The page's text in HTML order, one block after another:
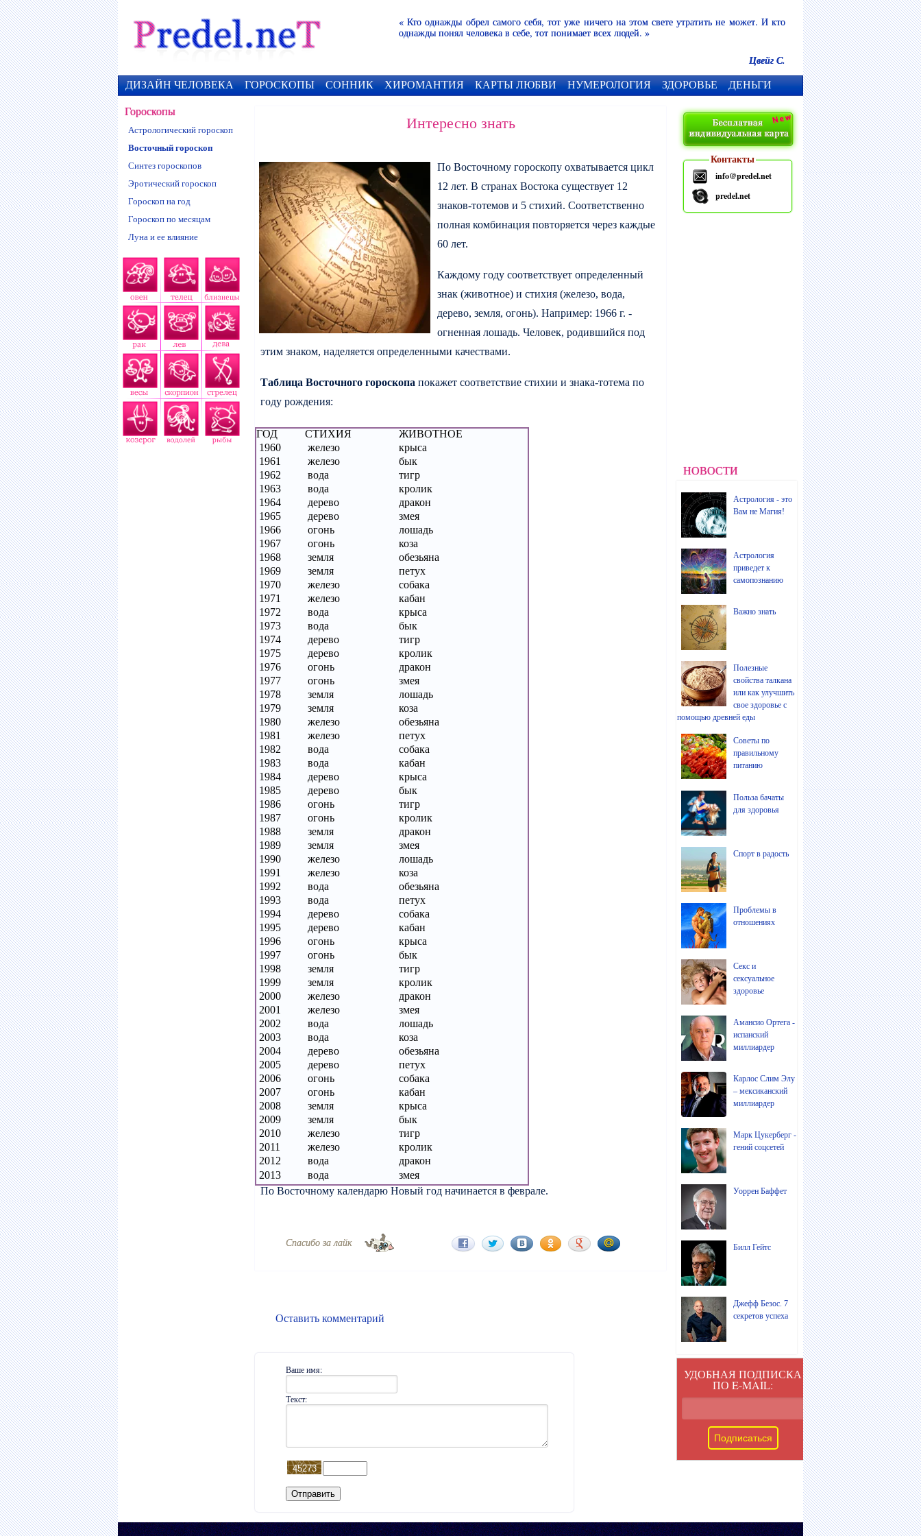
« Кто однажды обрел самого себя, тот уже ничего на этом свете утратить не может. И кто
однажды понял человека в себе, тот понимает всех людей. »
Цвейг С.
ДИЗАЙН ЧЕЛОВЕКА ГОРОСКОПЫ СОННИК ХИРОМАНТИЯ КАРТЫ ЛЮБВИ НУМЕРОЛОГИЯ ЗДОРОВЬЕ ДЕНЬГИ
Гороскопы
Астрологический гороскоп
Восточный гороскоп
Синтез гороскопов
Эротический гороскоп
Гороскоп на год
Гороскоп по месяцам
Луна и ее влияние
Интересно знать
По Восточному гороскопу охватывается цикл
12 лет. В странах Востока существует 12
знаков-тотемов и 5 стихий. Соответственно
полная комбинация повторяется через каждые
60 лет.
Каждому году соответствует определенный
знак (животное) и стихия (железо, вода,
дерево, земля, огонь). Например: 1966 г. -
огненная лошадь. Человек, родившийся под
этим знаком, наделяется определенными качествами.
Таблица Восточного гороскопа покажет соответствие стихии и знака-тотема по
году рождения:
ГОД СТИХИЯ
ЖИВОТНОЕ
1960
железо
крыса
1961
железо
бык
1962
вода
тигр
1963
вода
кролик
1964
дерево
дракон
1965
дерево
змея
1966
огонь
лошадь
1967
огонь
коза
1968
земля
обезьяна
1969
земля
петух
1970
железо
собака
1971
железо
кабан
1972
вода
крыса
1973
вода
бык
1974
дерево
тигр
1975
дерево
кролик
1976
огонь
дракон
1977
огонь
змея
1978
земля
лошадь
1979
земля
коза
1980
железо
обезьяна
1981
железо
петух
1982
вода
собака
1983
вода
кабан
1984
дерево
крыса
1985
дерево
бык
1986
огонь
тигр
1987
огонь
кролик
1988
земля
дракон
1989
земля
змея
1990
железо
лошадь
1991
железо
коза
1992
вода
обезьяна
1993
вода
петух
1994
дерево
собака
1995
дерево
кабан
1996
огонь
крыса
1997
огонь
бык
1998
земля
тигр
1999
земля
кролик
2000
железо
дракон
2001
железо
змея
2002
вода
лошадь
2003
вода
коза
2004
дерево
обезьяна
2005
дерево
петух
2006
огонь
собака
2007
огонь
кабан
2008
земля
крыса
2009
земля
бык
2010
железо
тигр
2011
железо
кролик
2012
вода
дракон
2013
вода
змея
По Восточному календарю Новый год начинается в феврале.
Cпасибо за лайк
Оставить комментарий
Ваше имя:
Текст:
Контакты
info@predel.net
predel.net
НОВОСТИ
Астрология - это
Вам не Магия!
Астрология
приведет к
самопознанию
Важно знать
Полезные
свойства талкана
или как улучшить
свое здоровье с
помощью древней еды
Советы по
правильному
питанию
Польза бачаты
для здоровья
Спорт в радость
Проблемы в
отношениях
Секс и
сексуальное
здоровье
Амансио Ортега -
испанский
миллиардер
Карлос Слим Элу
– мексиканский
миллиардер
Марк Цукерберг -
гений соцсетей
Уоррен Баффет
Билл Гейтс
Джефф Безос. 7
секретов успеха
УДОБНАЯ ПОДПИСКА
ПО E-MAIL: